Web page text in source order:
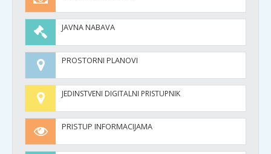
JAVNA NABAVA
PROSTORNI PLANOVI
JEDINSTVENI DIGITALNI PRISTUPNIK
PRISTUP INFORMACIJAMA